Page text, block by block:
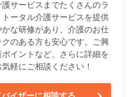
サービスまでたくさんのラ
ータル介護サービスを提供
な研修があり、介護のお仕
のある方も安心です。ご興
イントなど、さらに詳細を
軽にご相談ください！